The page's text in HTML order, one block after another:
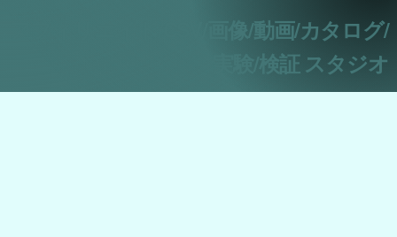
アフィリエイト/CSV/画像/動画/カタログ/
実験/検証 スタジオ